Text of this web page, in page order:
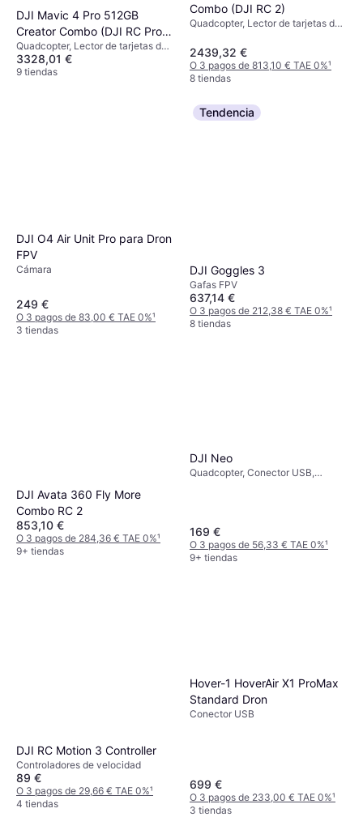
DJI Mavic 4 Pro 512GB
Creator Combo (DJI RC Pro
2)
Quadcopter, Lector de tarjetas de
memoria, Cámara, Conector USB,
GPS
3328,01 €
9 tiendas
Combo (DJI RC 2)
Quadcopter, Lector de tarjetas de
2439,32 €
O 3 pagos de 813,10 € TAE 0%¹
8 tiendas
DJI O4 Air Unit Pro para Dron
FPV
Cámara
249 €
O 3 pagos de 83,00 € TAE 0%¹
3 tiendas
Tendencia
DJI Goggles 3
Gafas FPV
637,14 €
O 3 pagos de 212,38 € TAE 0%¹
8 tiendas
DJI Avata 360 Fly More
Combo RC 2
853,10 €
O 3 pagos de 284,36 € TAE 0%¹
9+ tiendas
DJI Neo
Quadcopter, Conector USB,
169 €
O 3 pagos de 56,33 € TAE 0%¹
9+ tiendas
DJI RC Motion 3 Controller
Controladores de velocidad
89 €
O 3 pagos de 29,66 € TAE 0%¹
4 tiendas
Hover-1 HoverAir X1 ProMax
Standard Dron
Conector USB
699 €
O 3 pagos de 233,00 € TAE 0%¹
3 tiendas